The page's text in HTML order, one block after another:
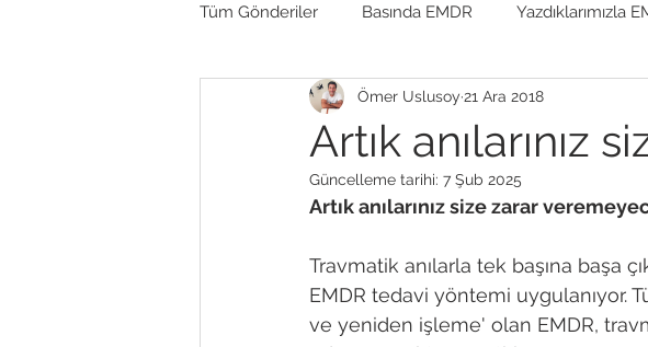
Tüm Gönderiler Basında EMDR Yazdıklarımızla
Artık anılarınız
Ömer Uslusoy 21 Ara 2018
Güncelleme tarihi: 7 Şub 2025
Artık anılarınız size zarar
Travmatik anılarla tek başına başa
EMDR tedavi yöntemi uygulanıyor.
ve yeniden işleme' olan EMDR,